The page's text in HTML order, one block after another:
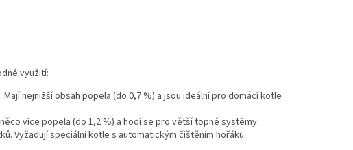
využití:
nejnižší obsah popela (do 0,7 %) a jsou ideální pro domácí kotle
více popela (do 1,2 %) a hodí se pro větší topné systémy.
Vyžadují speciální kotle s automatickým čištěním hořáku.